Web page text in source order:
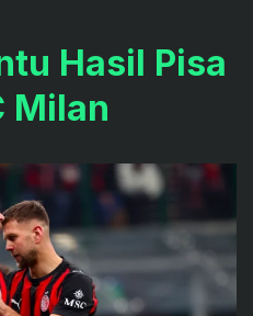
Hasil Pisa
Milan